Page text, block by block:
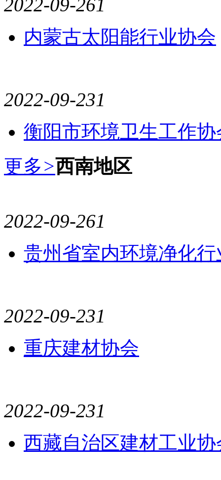
2022-09-261
内蒙古太阳能行业协会
2022-09-231
衡阳市环境卫生工作协
更多>西南地区
2022-09-261
贵州省室内环境净化
2022-09-231
重庆建材协会
2022-09-231
西藏自治区建材工业协